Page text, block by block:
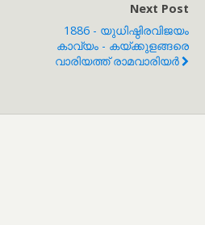
Next Post
1886 - യുധിഷ്ഠിരവിജയം
കാവ്യം - കയ്ക്കുളങ്ങരെ
വാരിയത്ത് രാമവാരിയർ